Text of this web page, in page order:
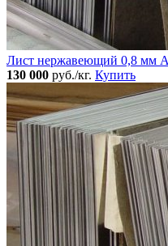
Лист нержавеющий 0,8 мм
130 000 руб./кг. Купить